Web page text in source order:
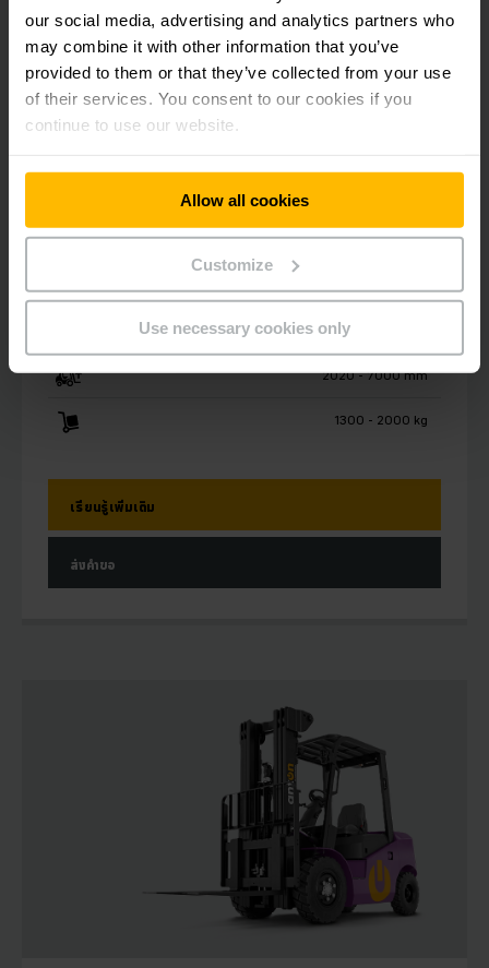
our social media, advertising and analytics partners who
may combine it with other information that you’ve
provided to them or that they’ve collected from your use
of their services. You consent to our cookies if you
continue to use our website.
Allow all cookies
Customize
Use necessary cookies only
EFG 213–220
2020 - 7000 mm
1300 - 2000 kg
เรียนรู้เพิ่มเติม
ส่งคำขอ